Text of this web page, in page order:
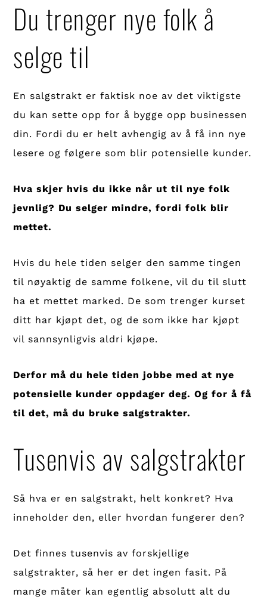
Du trenger nye folk å
selge til
En salgstrakt er faktisk noe av det viktigste
du kan sette opp for å bygge opp businessen
din. Fordi du er helt avhengig av å få inn nye
lesere og følgere som blir potensielle kunder.
Hva skjer hvis du ikke når ut til nye folk
jevnlig? Du selger mindre, fordi folk blir
mettet.
Hvis du hele tiden selger den samme tingen
til nøyaktig de samme folkene, vil du til slutt
ha et mettet marked. De som trenger kurset
ditt har kjøpt det, og de som ikke har kjøpt
vil sannsynligvis aldri kjøpe.
Derfor må du hele tiden jobbe med at nye
potensielle kunder oppdager deg. Og for å få
til det, må du bruke salgstrakter.
Tusenvis av salgstrakter
Så hva er en salgstrakt, helt konkret? Hva
inneholder den, eller hvordan fungerer den?
Det finnes tusenvis av forskjellige
salgstrakter, så her er det ingen fasit. På
mange måter kan egentlig absolutt alt du